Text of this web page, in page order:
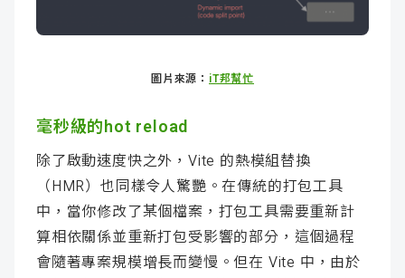
圖片來源： iT邦幫忙
毫秒級的hot reload
除了啟動速度快之外，Vite 的熱模組替換
（HMR）也同樣令人驚艷。在傳統的打包工具
中，當你修改了某個檔案，打包工具需要重新計
算相依關係並重新打包受影響的部分，這個過程
會隨著專案規模增長而變慢。但在 Vite 中，由於